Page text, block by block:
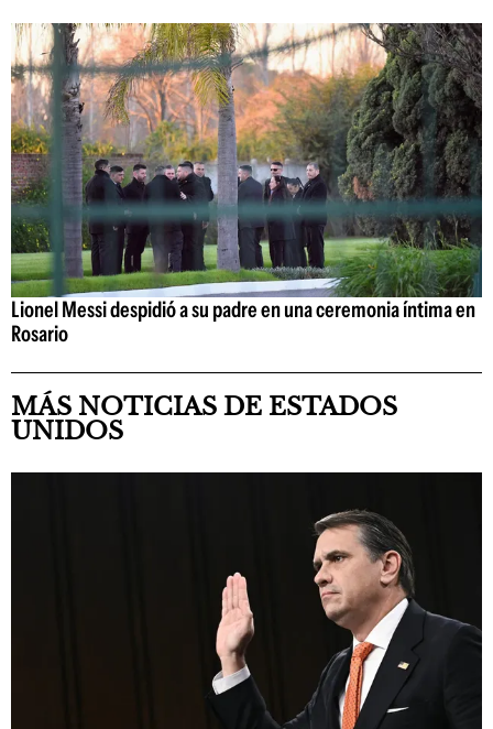
Lionel Messi despidió a su padre en una ceremonia íntima en
Rosario
MÁS NOTICIAS DE ESTADOS
UNIDOS